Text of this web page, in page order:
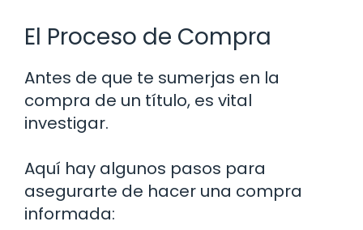
El Proceso de Compra
Antes de que te sumerjas en la
compra de un título, es vital
investigar.
Aquí hay algunos pasos para
asegurarte de hacer una compra
informada: